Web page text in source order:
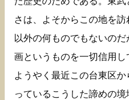
さは、よそからこの地を
以外の何ものでもないの
画というものを一切信用
ようやく最近この台東区
っているこうした諦めの